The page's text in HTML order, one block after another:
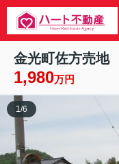
金光町佐方売地
1,980万円
1 /6